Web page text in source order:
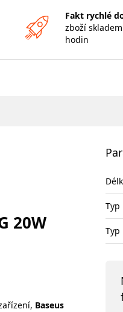
Fakt rychlé
zboží
hodin
20W
Baseus
Typ
Typ